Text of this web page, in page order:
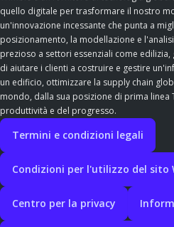
quello digitale per trasformare il nostro
un'innovazione incessante che punta a
posizionamento, la modellazione e
prezioso a settori essenziali come
di aiutare i clienti a costruire e gestire
un edificio, ottimizzare la supply chain
mondo, dalla sua posizione di prima linea
produttività e del progresso.
Termini e condizioni legali
Condizioni per l'utilizzo del sito
Centro per la privacy